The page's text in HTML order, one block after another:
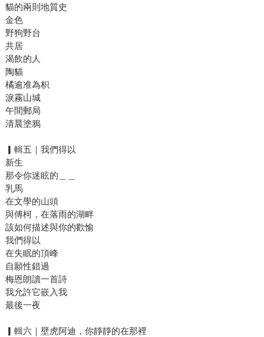
貓的兩則地質史
金色
野狗野台
共居
渴飲的人
陶貓
橘逾准為枳
淚霧山城
午間郵局
清晨塗鴉
▎輯五｜我們得以
新生
那令你迷眩的＿＿
乳馬
在文學的山頭
與傅柯，在落雨的湖畔
該如何描述與你的歡愉
我們得以
在失眠的頂峰
自願性錯過
梅恩朗讀一首詩
我允許它嵌入我
最後一夜
▎輯六｜壁虎阿迪，你靜靜的在那裡